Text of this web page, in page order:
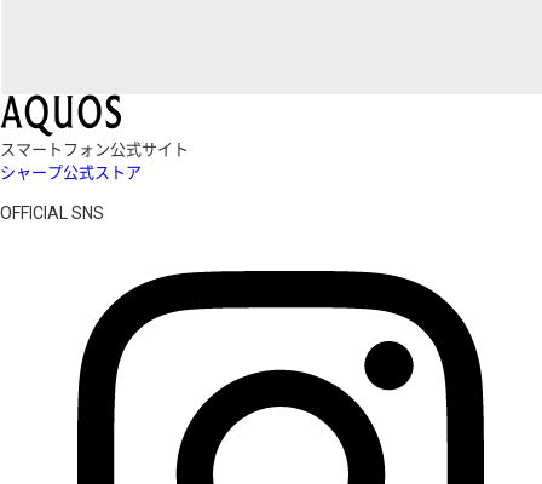
スマートフォン公式サイト
シャープ公式ストア
OFFICIAL SNS